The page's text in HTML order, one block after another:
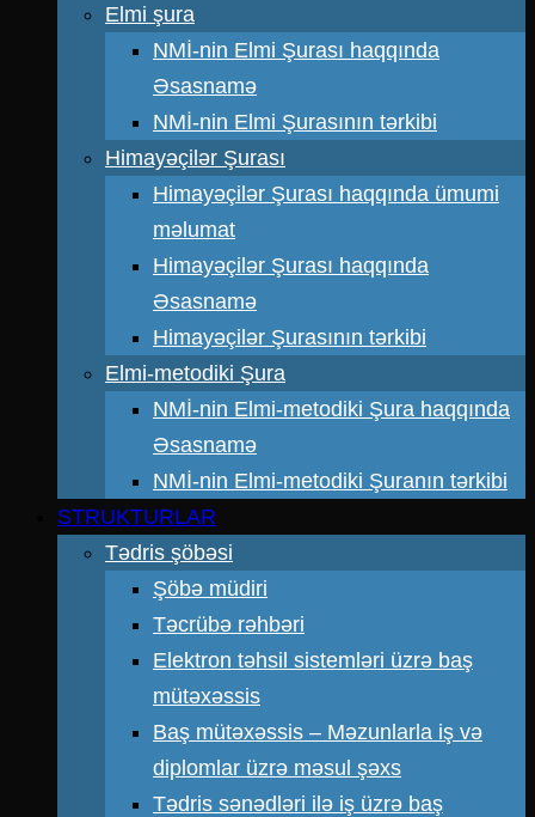
Elmi şura
NMİ-nin Elmi Şurası haqqında
Əsasnamə
NMİ-nin Elmi Şurasının tərkibi
Himayəçilər Şurası
Himayəçilər Şurası haqqında ümumi
məlumat
Himayəçilər Şurası haqqında
Əsasnamə
Himayəçilər Şurasının tərkibi
Elmi-metodiki Şura
NMİ-nin Elmi-metodiki Şura haqqında
Əsasnamə
NMİ-nin Elmi-metodiki Şuranın tərkibi
STRUKTURLAR
Tədris şöbəsi
Şöbə müdiri
Təcrübə rəhbəri
Elektron təhsil sistemləri üzrə baş
mütəxəssis
Baş mütəxəssis – Məzunlarla iş və
diplomlar üzrə məsul şəxs
Tədris sənədləri ilə iş üzrə baş